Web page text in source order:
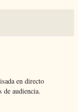
en directo
de audiencia.